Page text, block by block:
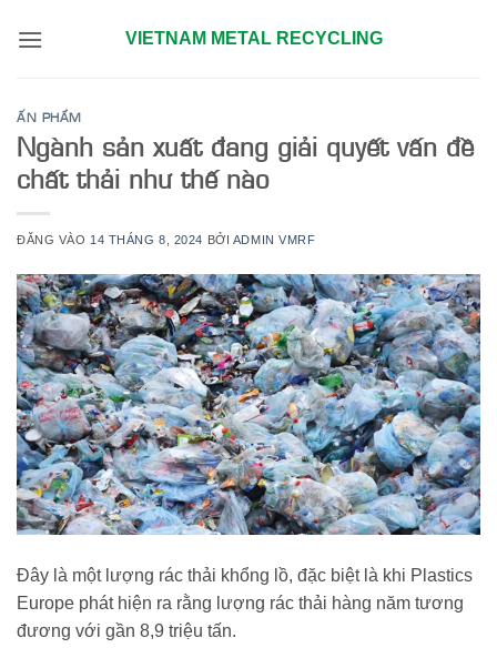
qua
VIETNAM METAL RECYCLING
ẤN PHẨM
Ngành sản xuất đang giải quyết vấn đề
chất thải như thế nào
ĐĂNG VÀO 14 THÁNG 8, 2024 BỞI ADMIN VMRF
Đây là một lượng rác thải khổng lồ, đặc biệt là khi Plastics
Europe phát hiện ra rằng lượng rác thải hàng năm tương
đương với gần 8,9 triệu tấn.